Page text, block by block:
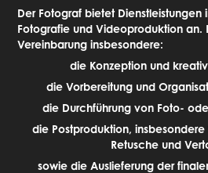
Der Fotograf bietet Dienstleistungen
Fotografie und Videoproduktion an.
Vereinbarung insbesondere:
die Konzeption und
die Vorbereitung und
die Durchführung von Foto-
die Postproduktion, insbesondere
Retusche und
sowie die Auslieferung der